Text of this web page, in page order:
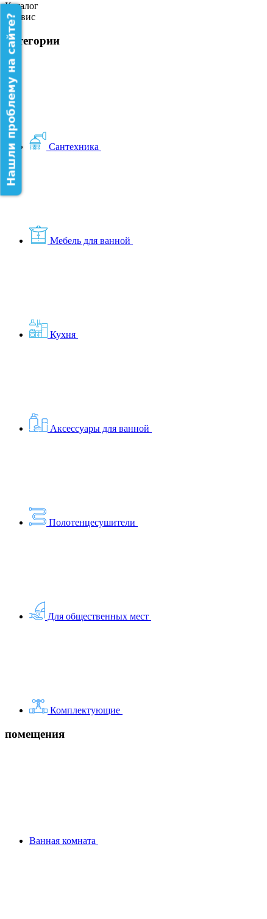
Каталог
Сервис
категории
Сантехника
Мебель для ванной
Кухня
Аксессуары для ванной
Полотенцесушители
Для общественных мест
Комплектующие
помещения
Ванная комната
Нашли проблему на сайте?